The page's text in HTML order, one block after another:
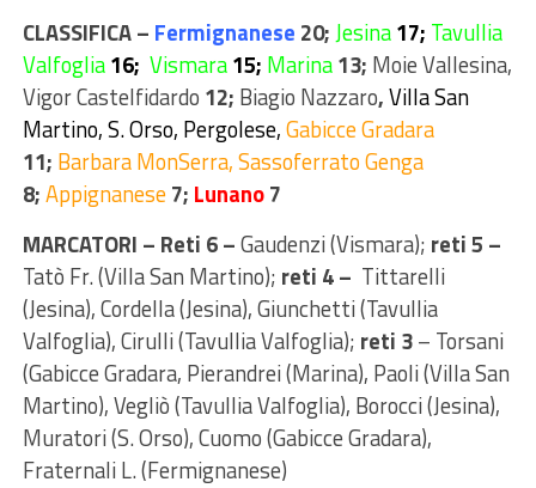
CLASSIFICA – Fermignanese 20;Jesina17; Tavullia
Valfoglia16; Vismara15; Marina13; Moie Vallesina,
Vigor Castelfidardo 12; Biagio Nazzaro,Villa San
Martino, S. Orso, Pergolese,Gabicce Gradara
11; Barbara MonSerra, Sassoferrato Genga
8;Appignanese7; Lunano7
MARCATORI – Reti 6 –Gaudenzi (Vismara); reti 5 –
Tatò Fr. (Villa San Martino); reti 4 – Tittarelli
(Jesina), Cordella (Jesina), Giunchetti (Tavullia
Valfoglia), Cirulli (Tavullia Valfoglia); reti 3– Torsani
(Gabicce Gradara, Pierandrei (Marina), Paoli (Villa San
Martino), Vegliò (Tavullia Valfoglia), Borocci (Jesina),
Muratori (S. Orso), Cuomo (Gabicce Gradara),
Fraternali L. (Fermignanese)